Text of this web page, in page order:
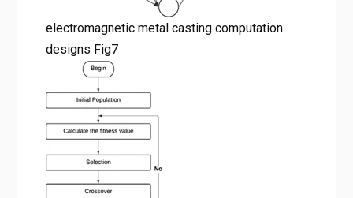
electromagnetic metal casting computation
designs Fig7